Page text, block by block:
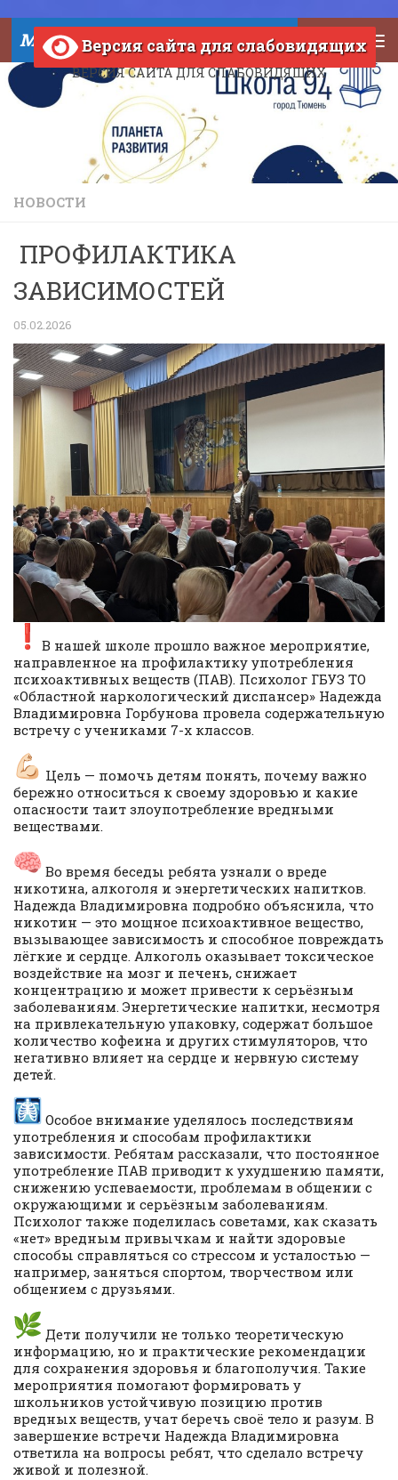
Skip to content
МАОУ СОШ №94 города Тюмени
ВЕРСИЯ САЙТА ДЛЯ СЛАБОВИДЯЩИХ
Версия сайта для слабовидящих
НОВОСТИ
ПРОФИЛАКТИКА
ЗАВИСИМОСТЕЙ
05.02.2026
В нашей школе прошло важное мероприятие,
направленное на профилактику употребления
психоактивных веществ (ПАВ). Психолог ГБУЗ ТО
«Областной наркологический диспансер» Надежда
Владимировна Горбунова провела содержательную
встречу с учениками 7-х классов.
Цель — помочь детям понять, почему важно
бережно относиться к своему здоровью и какие
опасности таит злоупотребление вредными
веществами.
Во время беседы ребята узнали о вреде
никотина, алкоголя и энергетических напитков.
Надежда Владимировна подробно объяснила, что
никотин — это мощное психоактивное вещество,
вызывающее зависимость и способное повреждать
лёгкие и сердце. Алкоголь оказывает токсическое
воздействие на мозг и печень, снижает
концентрацию и может привести к серьёзным
заболеваниям. Энергетические напитки, несмотря
на привлекательную упаковку, содержат большое
количество кофеина и других стимуляторов, что
негативно влияет на сердце и нервную систему
детей.
Особое внимание уделялось последствиям
употребления и способам профилактики
зависимости. Ребятам рассказали, что постоянное
употребление ПАВ приводит к ухудшению памяти,
снижению успеваемости, проблемам в общении с
окружающими и серьёзным заболеваниям.
Психолог также поделилась советами, как сказать
«нет» вредным привычкам и найти здоровые
способы справляться со стрессом и усталостью —
например, заняться спортом, творчеством или
общением с друзьями.
Дети получили не только теоретическую
информацию, но и практические рекомендации
для сохранения здоровья и благополучия. Такие
мероприятия помогают формировать у
школьников устойчивую позицию против
вредных веществ, учат беречь своё тело и разум. В
завершение встречи Надежда Владимировна
ответила на вопросы ребят, что сделало встречу
живой и полезной.